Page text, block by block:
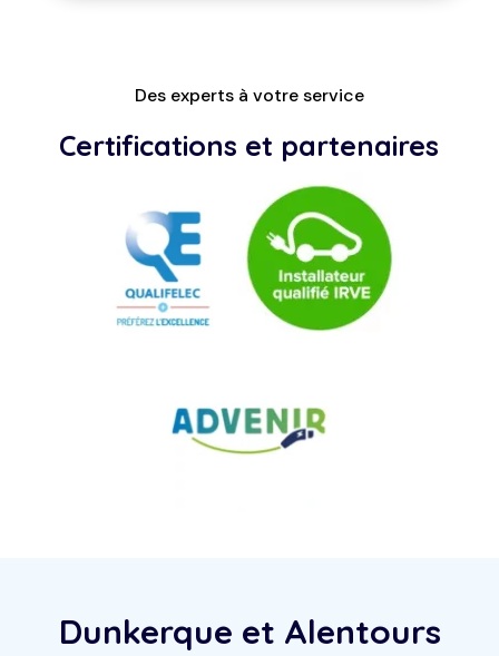
Des experts à votre service
Certifications et partenaires
Dunkerque et Alentours